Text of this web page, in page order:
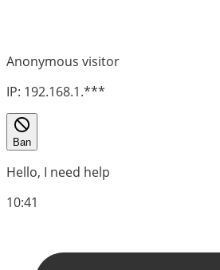
Anonymous visitor
IP: 192.168.1.***
Ban
Hello, I need help
10:41